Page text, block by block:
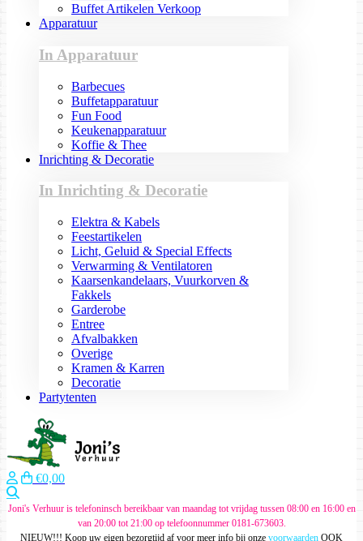
Buffet Artikelen Verkoop
Apparatuur
In Apparatuur
Barbecues
Buffetapparatuur
Fun Food
Keukenapparatuur
Koffie & Thee
Inrichting & Decoratie
In Inrichting & Decoratie
Elektra & Kabels
Feestartikelen
Licht, Geluid & Special Effects
Verwarming & Ventilatoren
Kaarsenkandelaars, Vuurkorven &
Fakkels
Garderobe
Entree
Afvalbakken
Overige
Kramen & Karren
Decoratie
Partytenten
€0,00
Joni's Verhuur is telefoninsch bereikbaar van maandag tot vrijdag tussen 08:00 en 16:00 en
van 20:00 tot 21:00 op telefoonnummer 0181-673603.
NIEUW!!! Koop uw eigen bezorgtijd af voor meer info bij onze voorwaarden OOK